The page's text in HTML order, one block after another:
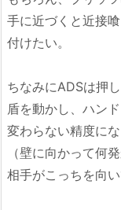
手に近づくと近接
付けたい。
ちなみにADSは押
盾を動かし、ハン
変わらない精度にな
（壁に向かって何
相手がこっちを向